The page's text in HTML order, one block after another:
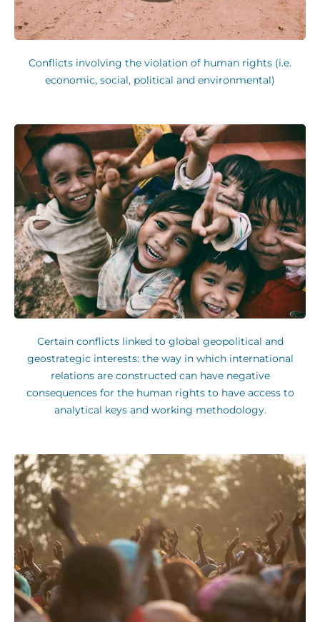
Conflicts involving the violation of human rights (i.e.
economic, social, political and environmental)
Certain conflicts linked to global geopolitical and
geostrategic interests: the way in which international
relations are constructed can have negative
consequences for the human rights to have access to
analytical keys and working methodology.